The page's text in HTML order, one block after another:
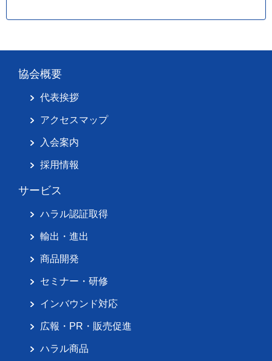
協会概要
代表挨拶
アクセスマップ
入会案内
採用情報
サービス
ハラル認証取得
輸出・進出
商品開発
セミナー・研修
インバウンド対応
広報・PR・販売促進
ハラル商品